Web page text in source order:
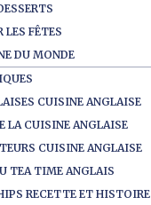
LES FÊTES
DU MONDE
CUISINE ANGLAISE
LA CUISINE ANGLAISE
CUISINE ANGLAISE
TEA TIME ANGLAIS
RECETTE ET HISTOIRE